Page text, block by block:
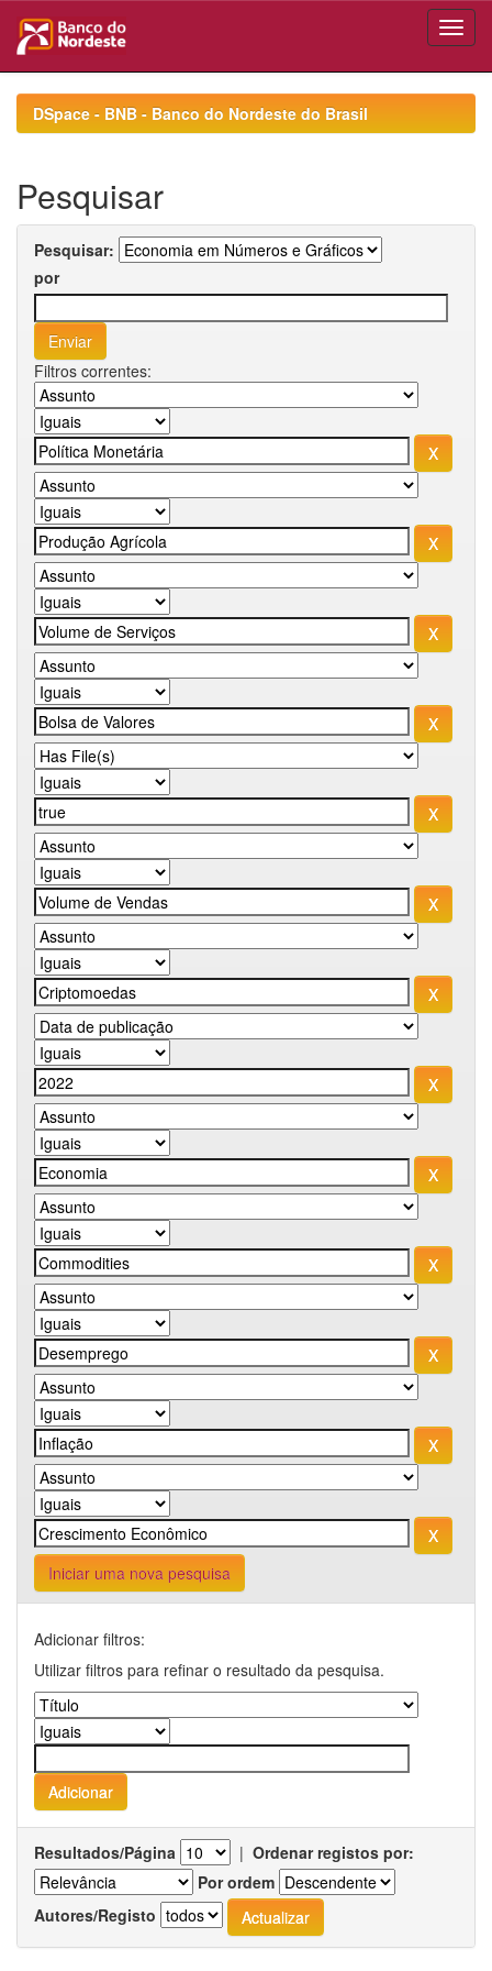
navigationDSpace - BNB - Banco do Nordeste do Brasil
Pesquisar
Pesquisar:
por
Filtros correntes:
Iniciar uma nova pesquisa
Adicionar filtros:
Utilizar filtros para refinar o resultado da pesquisa.
Resultados/Página | Ordenar registos por:
Por ordem
Autores/Registo